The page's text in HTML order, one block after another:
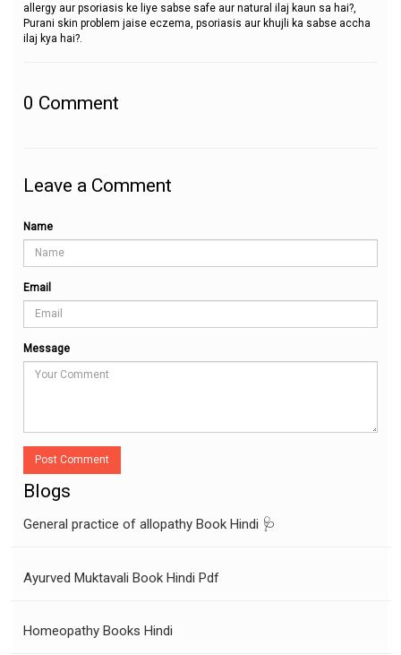
allergy aur psoriasis ke liye sabse safe aur natural ilaj kaun sa hai?,
Purani skin problem jaise eczema, psoriasis aur khujli ka sabse accha
ilaj kya hai?.
0 Comment
Leave a Comment
Name
Email
Message
Post Comment
Blogs
General practice of allopathy Book Hindi 🩺
Ayurved Muktavali Book Hindi Pdf
Homeopathy Books Hindi